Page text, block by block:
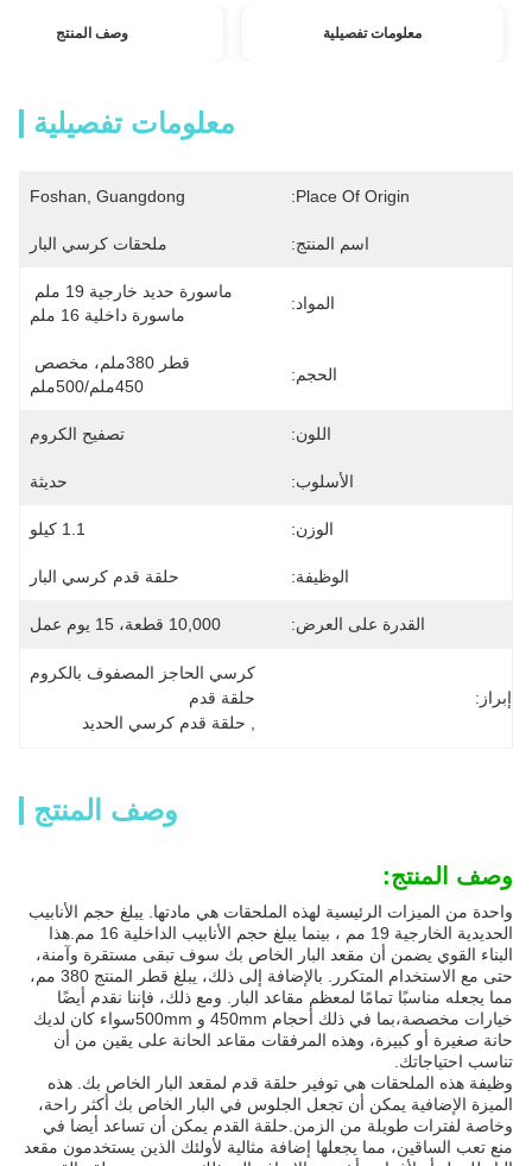
معلومات تفصيلية وصف المنتج
معلومات تفصيلية
Place Of Origin:
Foshan, Guangdong
اسم المنتج: ملحقات كرسي البار
المواد:
ماسورة داخلية 16 ملم
الحجم:
450ملم/500ملم
اللون: تصفيح الكروم
الأسلوب: حديثة
الوزن: 1.1 كيلو
الوظيفة: حلقة قدم كرسي البار
القدرة على العرض: 10,000 قطعة، 15 يوم عمل
إبراز:
حلقة قدم
حلقة قدم كرسي الحديد
وصف المنتج
وصف المنتج:
واحدة من الميزات الرئيسية لهذه الملحقات هي مادتها. يبلغ حجم الأنابيب
الحديدية الخارجية 19 مم ، بينما يبلغ حجم الأنابيب الداخلية 16 مم.هذا
البناء القوي يضمن أن مقعد البار الخاص بك سوف تبقى مستقرة وآمنة،
حتى مع الاستخدام المتكرر. بالإضافة إلى ذلك، يبلغ قطر المنتج 380 مم،
مما يجعله مناسبًا تمامًا لمعظم مقاعد البار. ومع ذلك، فإننا نقدم أيضًا
خيارات مخصصة،بما في ذلك أحجام 450mm و 500mmسواء كان لديك
حانة صغيرة أو كبيرة، وهذه المرفقات مقاعد الحانة على يقين من أن
تناسب احتياجاتك.
وظيفة هذه الملحقات هي توفير حلقة قدم لمقعد البار الخاص بك. هذه
الميزة الإضافية يمكن أن تجعل الجلوس في البار الخاص بك أكثر راحة،
وخاصة لفترات طويلة من الزمن.حلقة القدم يمكن أن تساعد أيضا في
منع تعب الساقين، مما يجعلها إضافة مثالية لأولئك الذين يستخدمون مقعد